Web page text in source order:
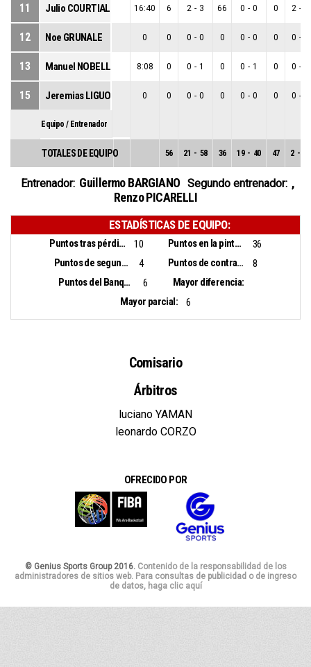
11 Julio COURTIAL 16:40 6 2 - 3 66 0 - 0 0 2 -
12 Noe GRUNALE 0 0 0 - 0 0 0 - 0 0 0 -
13 Manuel NOBELLI 8:08 0 0 - 1 0 0 - 1 0 0 -
15 Jeremias LIGUORI 0 0 0 - 0 0 0 - 0 0 0 -
Equipo / Entrenador
TOTALES DE EQUIPO 56 21 - 58 36 19 - 40 47 2 -
Entrenador: Guillermo BARGIANO Segundo entrenador: ,
Renzo PICARELLI
ESTADÍSTICAS DE EQUIPO:
Puntos tras pérdidas: 10 Puntos en la pintura:
36
Puntos de segunda oportunidad:
4 Puntos de contraataque:
8
Puntos del Banquillo:
6
Mayor diferencia:
Mayor parcial:
6
Comisario
Árbitros
luciano YAMAN
leonardo CORZO
OFRECIDO POR
© Genius Sports Group 2016. Contenido de la responsabilidad de los
administradores de sitios web. Para consultas de publicidad o de ingreso
de datos, haga clic aquí